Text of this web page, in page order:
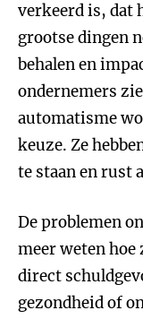
verkeerd is, dat
grootse dingen
behalen en
ondernemers
automatisme
keuze. Ze
te staan en rust
De problemen
meer weten hoe
direct
gezondheid of